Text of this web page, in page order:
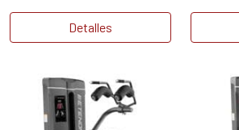
Detalles